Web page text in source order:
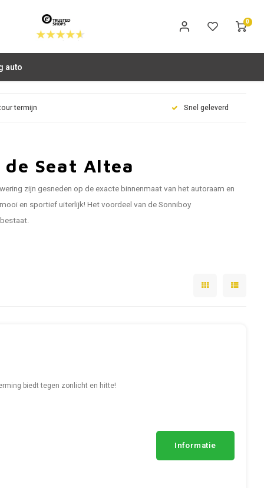
0
auto
termijn Snel geleverd
Seat Altea
zijn gesneden op de exacte binnenmaat van het autoraam en
en sportief uiterlijk! Het voordeel van de Sonniboy
biedt tegen zonlicht en hitte!
Informatie